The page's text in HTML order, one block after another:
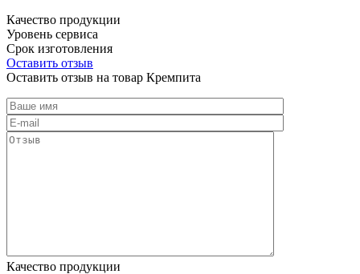
Качество продукции
Уровень сервиса
Срок изготовления
Оставить отзыв
Оставить отзыв на товар Кремпита
Качество продукции